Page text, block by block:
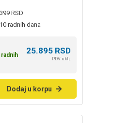
RSD
radnih dana
25.895 RSD
PDV uklj.
Dodaj u korpu